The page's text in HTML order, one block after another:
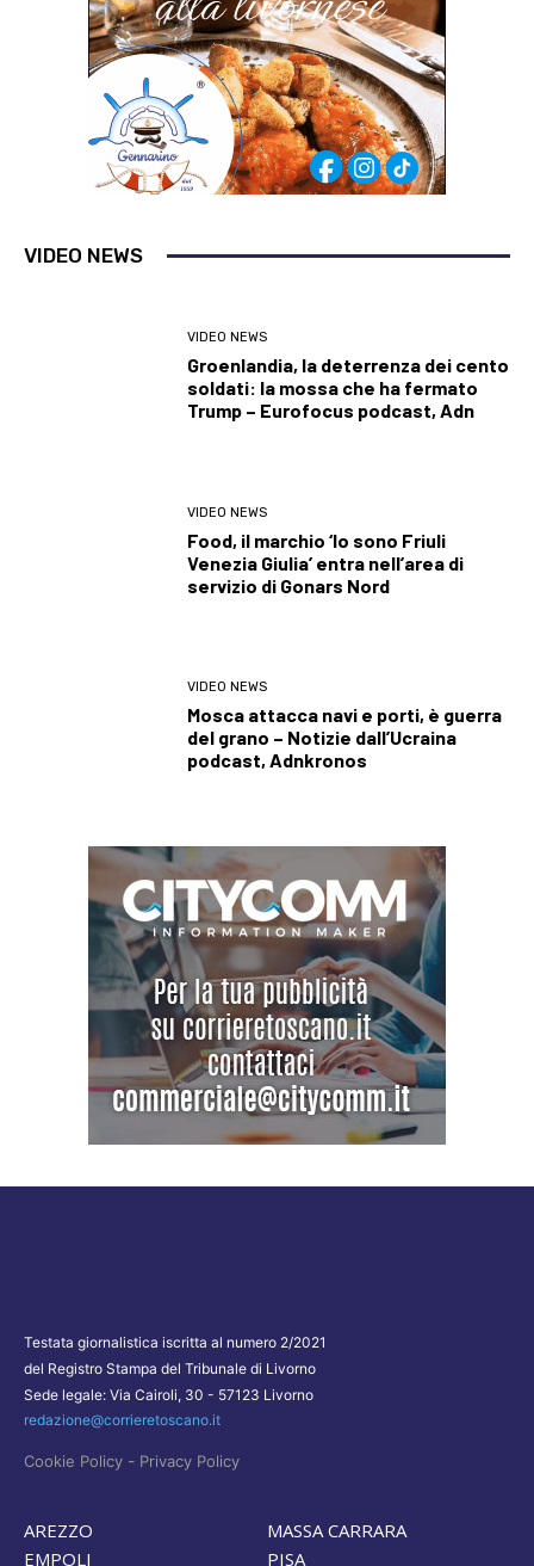
VIDEO NEWS
VIDEO NEWS
Groenlandia, la deterrenza dei cento
soldati: la mossa che ha fermato
Trump – Eurofocus podcast, Adn
VIDEO NEWS
Food, il marchio ‘Io sono Friuli
Venezia Giulia’ entra nell’area di
servizio di Gonars Nord
VIDEO NEWS
Mosca attacca navi e porti, è guerra
del grano – Notizie dall’Ucraina
podcast, Adnkronos
Testata giornalistica iscritta al numero 2/2021
del Registro Stampa del Tribunale di Livorno
Sede legale: Via Cairoli, 30 - 57123 Livorno
redazione@corrieretoscano.it
Cookie Policy - Privacy Policy
AREZZO
EMPOLI
MASSA CARRARA
PISA